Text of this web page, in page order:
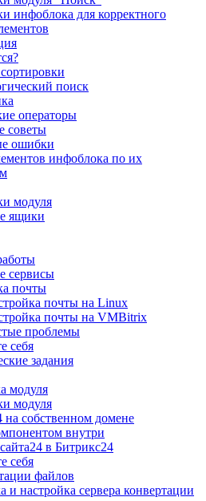
инфоблока для корректного
поиск
операторы
советы
ошибки
инфоблока по их
модуля
ящики
сервисы
почты
почты на Linux
почты на VMBitrix
проблемы
себя
задания
модуля
модуля
собственном домене
внутри
в Битрикс24
себя
файлов
и настройка сервера конвертации